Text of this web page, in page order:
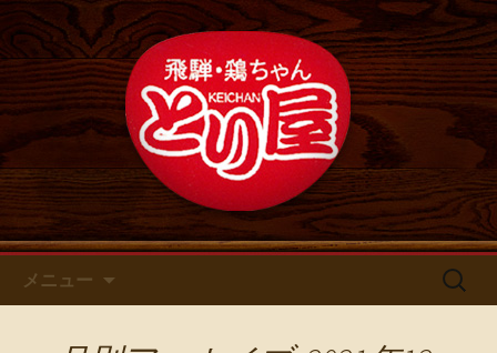
名古屋・浄心の鶏料理・居酒屋
【とり屋】 のブログ
鶏ちゃん専門店とり屋の最新情報
メニュー
検